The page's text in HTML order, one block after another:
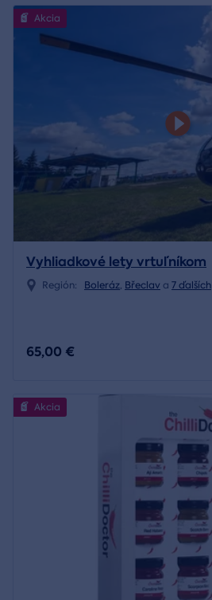
Akcia
Vyhliadkové lety vrtuľníkom
Región: Boleráz, Břeclav a 7 ďalších
65,00 €
Akcia